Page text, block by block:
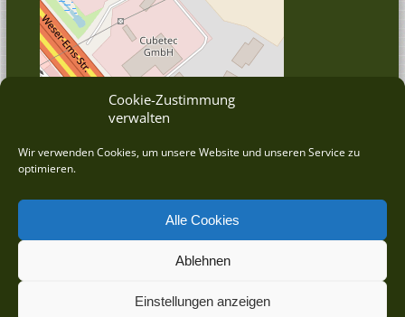
Cookie-Zustimmung
verwalten
Wir verwenden Cookies, um unsere Website und unseren Service zu
optimieren.
Alle Cookies
Ablehnen
Einstellungen anzeigen
2026 DRAHT-WERNER Zauntechnik GmbH betreut durch die